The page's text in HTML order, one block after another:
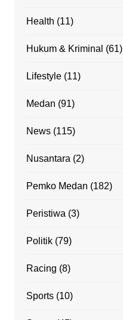
Health (11)
Hukum & Kriminal (61)
Lifestyle(11)
Medan (91)
News(115)
Nusantara (2)
Pemko Medan (182)
Peristiwa (3)
Politik(79)
Racing (8)
Sports(10)